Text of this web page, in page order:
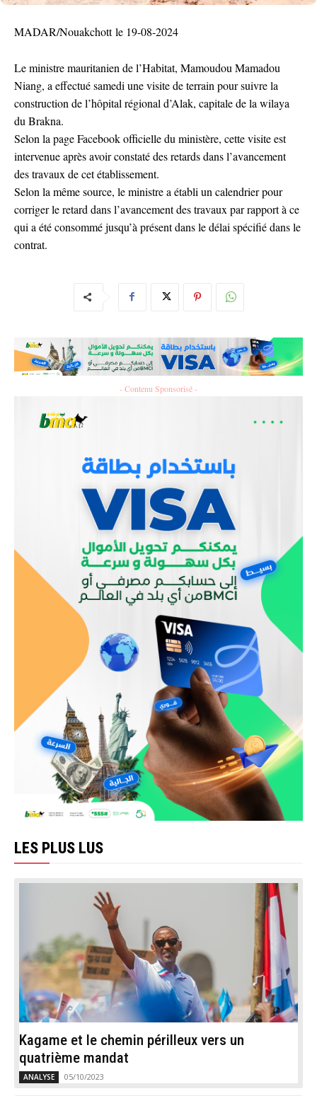
MADAR/Nouakchott le 19-08-2024
Le ministre mauritanien de l’Habitat, Mamoudou Mamadou
Niang, a effectué samedi une visite de terrain pour suivre la
construction de l’hôpital régional d’Alak, capitale de la wilaya
du Brakna.
Selon la page Facebook officielle du ministère, cette visite est
intervenue après avoir constaté des retards dans l’avancement
des travaux de cet établissement.
Selon la même source, le ministre a établi un calendrier pour
corriger le retard dans l’avancement des travaux par rapport à ce
qui a été consommé jusqu’à présent dans le délai spécifié dans le
contrat.
- Contenu Sponsorisé -
LES PLUS LUS
Kagame et le chemin périlleux vers un
quatrième mandat
ANALYSE 05/10/2023